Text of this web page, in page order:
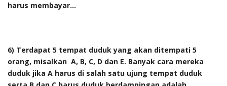
harus membayar...
6) Terdapat 5 tempat duduk yang akan ditempati 5
orang, misalkan A, B, C, D dan E. Banyak cara mereka
duduk jika A harus di salah satu ujung tempat duduk